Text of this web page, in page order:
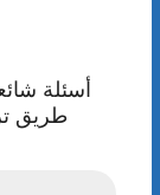
طريق